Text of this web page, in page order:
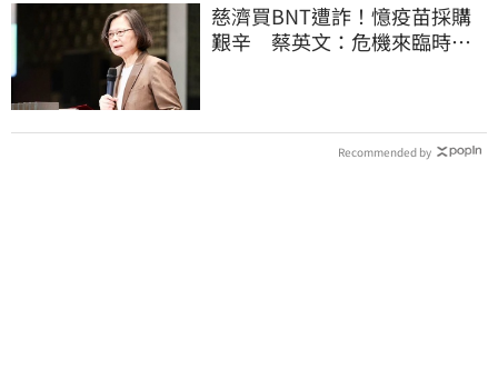
慈濟買BNT遭詐！憶疫苗採購
艱辛 蔡英文：危機來臨時務
Recommended by